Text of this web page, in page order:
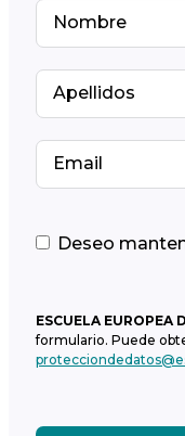
Deseo
ESCUELA EUROPEA
formulario. Puede